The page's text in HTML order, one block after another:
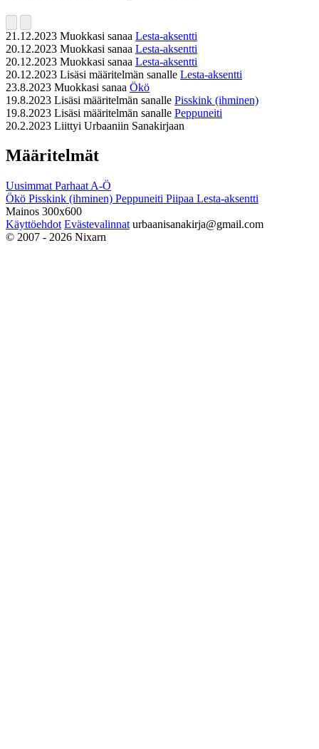
21.12.2023 Muokkasi sanaa Lesta-aksentti
20.12.2023 Muokkasi sanaa Lesta-aksentti
20.12.2023 Muokkasi sanaa Lesta-aksentti
20.12.2023 Lisäsi määritelmän sanalle Lesta-aksentti
23.8.2023 Muokkasi sanaa Ökö
19.8.2023 Lisäsi määritelmän sanalle Pisskink (ihminen)
19.8.2023 Lisäsi määritelmän sanalle Peppuneiti
20.2.2023 Liittyi Urbaaniin Sanakirjaan
Määritelmät
Uusimmat Parhaat A-Ö
Ökö Pisskink (ihminen) Peppuneiti Piipaa Lesta-aksentti
Mainos 300x600
Käyttöehdot Evästevalinnat urbaanisanakirja@gmail.com
© 2007 - 2026 Nixarn